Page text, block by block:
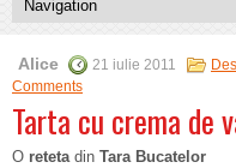
Alice 21 iulie 2011
Comments
Tarta cu crema de
O retetadin Tara Bucatelor